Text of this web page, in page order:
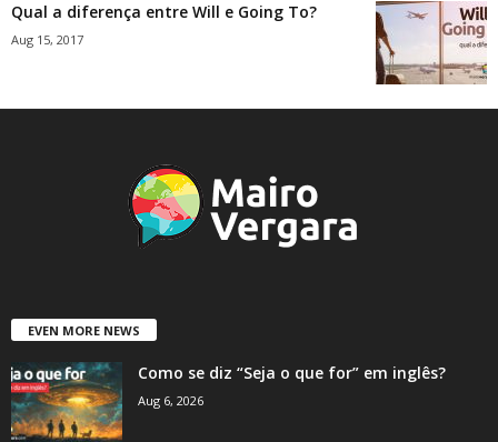
Qual a diferença entre Will e Going To?
Aug 15, 2017
EVEN MORE NEWS
Como se diz “Seja o que for” em inglês?
Aug 6, 2026